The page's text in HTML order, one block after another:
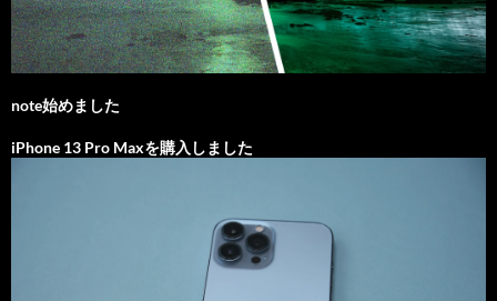
note始めました
iPhone 13 Pro Maxを購入しました